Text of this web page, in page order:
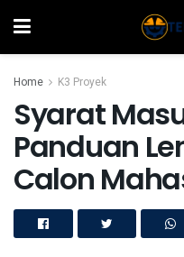
Home K3 Proyek
Syarat
Panduan
Calon